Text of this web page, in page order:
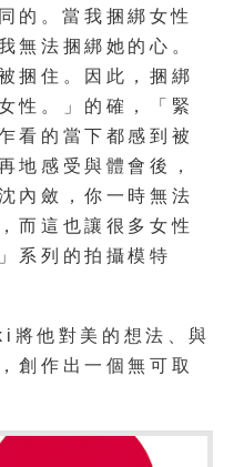
的。當我捆綁女性
無法捆綁她的心。
捆住。因此，捆綁
性。」的確，「緊
看的當下都感到被
地感受與體會後，
內斂，你一時無法
而這也讓很多女性
系列的拍攝模特
他對美的想法、與
創作出一個無可取